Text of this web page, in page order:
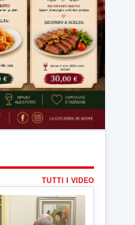
TUTTI I VIDEO